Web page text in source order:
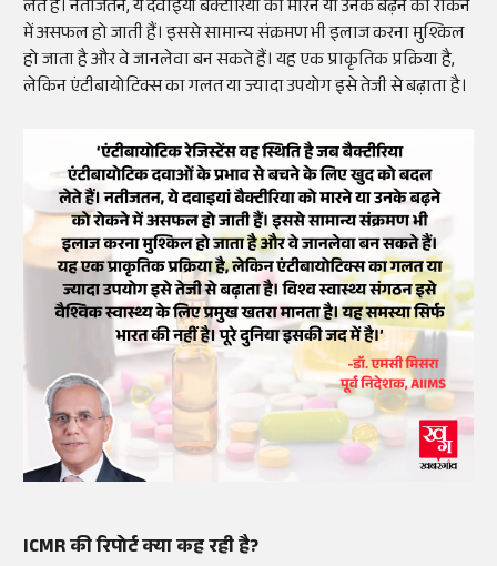
लेते हैं। नतीजतन, ये दवाइयां बैक्टीरिया को मारने या उनके बढ़ने को रोकने
में असफल हो जाती हैं। इससे सामान्य संक्रमण भी इलाज करना मुश्किल
हो जाता है और वे जानलेवा बन सकते हैं। यह एक प्राकृतिक प्रक्रिया है,
लेकिन एंटीबायोटिक्स का गलत या ज्यादा उपयोग इसे तेजी से बढ़ाता है।
ICMR की रिपोर्ट क्या कह रही है?